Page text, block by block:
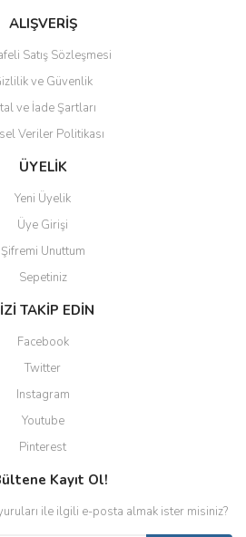
ALIŞVERİŞ
Satış Sözleşmesi
ve Güvenlik
ve İade Şartları
Veriler Politikası
ÜYELİK
Yeni Üyelik
Üye Girişi
Şifremi Unuttum
Sepetiniz
TAKİP EDİN
Facebook
Twitter
Instagram
Youtube
Pinterest
Kayıt Ol!
ile ilgili e-posta almak ister misiniz?